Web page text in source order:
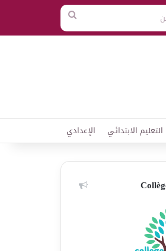
بحث
عن
التعليم الابتدائي الإعدادي